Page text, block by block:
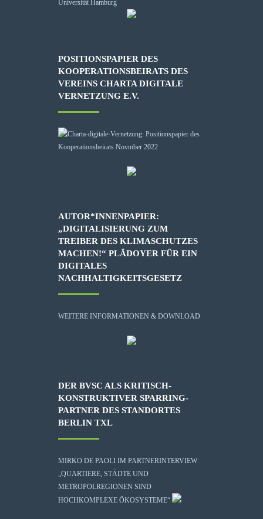
POSITIONSPAPIER DES
KOOPERATIONSBEIRATS DES
VEREINS CHARTA DIGITALE
VERNETZUNG E.V.
AUTOR*INNENPAPIER:
„DIGITALISIERUNG ZUM
TREIBER DES KLIMASCHUTZES
MACHEN!“ PLÄDOYER FÜR EIN
DIGITALES
NACHHALTIGKEITSGESETZ
WEITERE INFORMATIONEN & DOWNLOAD
DER BVSC ALS KRITISCH-
KONSTRUKTIVER SPARRING-
PARTNER DES STANDORTES
BERLIN TXL
MIRKO DE PAOLI IM PARTNERINTERVIEW:
„QUARTIERE, STÄDTE UND
METROPOLREGIONEN SIND
HOCHKOMPLEXE ÖKOSYSTEME“